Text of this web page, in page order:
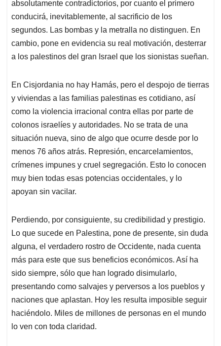
absolutamente contradictorios, por cuanto el primero
conducirá, inevitablemente, al sacrificio de los
segundos. Las bombas y la metralla no distinguen. En
cambio, pone en evidencia su real motivación, desterrar
a los palestinos del gran Israel que los sionistas sueñan.
En Cisjordania no hay Hamás, pero el despojo de tierras
y viviendas a las familias palestinas es cotidiano, así
como la violencia irracional contra ellas por parte de
colonos israelíes y autoridades. No se trata de una
situación nueva, sino de algo que ocurre desde por lo
menos 76 años atrás. Represión, encarcelamientos,
crímenes impunes y cruel segregación. Esto lo conocen
muy bien todas esas potencias occidentales, y lo
apoyan sin vacilar.
Perdiendo, por consiguiente, su credibilidad y prestigio.
Lo que sucede en Palestina, pone de presente, sin duda
alguna, el verdadero rostro de Occidente, nada cuenta
más para este que sus beneficios económicos. Así ha
sido siempre, sólo que han logrado disimularlo,
presentando como salvajes y perversos a los pueblos y
naciones que aplastan. Hoy les resulta imposible seguir
haciéndolo. Miles de millones de personas en el mundo
lo ven con toda claridad.